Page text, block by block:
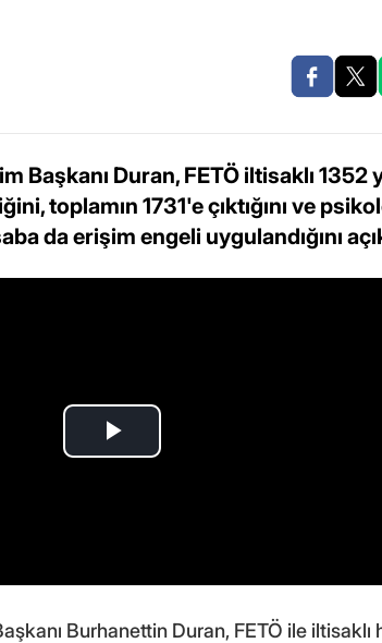
Başkanı Duran, FETÖ iltisaklı 1352
toplamın 1731'e çıktığını ve
da erişim engeli uygulandığını
Burhanettin Duran, FETÖ ile iltisaklı